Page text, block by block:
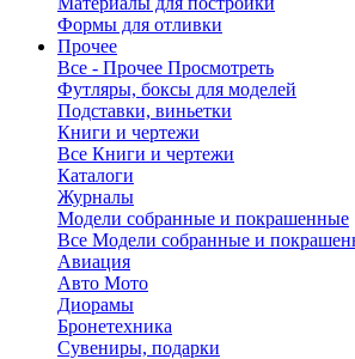
Формы для отливки
Прочее
Все - Прочее Просмотреть
Футляры, боксы для моделей
Подставки, виньетки
Книги и чертежи
Все Книги и чертежи
Каталоги
Журналы
Модели собранные и покрашенные
Все Модели собранные и
Авиация
Авто Мото
Диорамы
Бронетехника
Сувениры, подарки